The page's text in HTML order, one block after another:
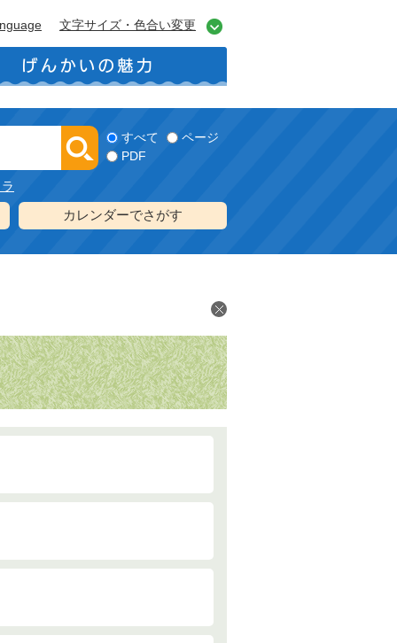
文字サイズ・色合い変更
すべて
ページ
PDF
カレンダーでさがす